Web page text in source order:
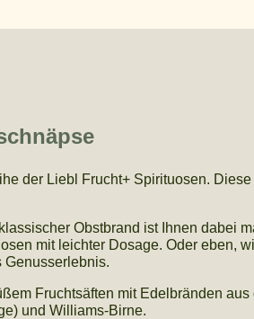
der Liebl Frucht+ Spirituosen.
Obstbrand ist Ihnen dabei
mit leichter Dosage. Oder eben,
Genusserlebnis.
Fruchtsäften mit Edelbränden
und Williams-Birne.